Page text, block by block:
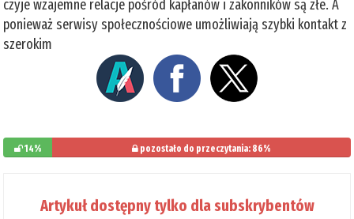
czyje wzajemne relacje pośród kapłanów i zakonników są złe. A
ponieważ serwisy społecznościowe umożliwiają szybki kontakt z
szerokim
14% pozostało do przeczytania: 86%
Artykuł dostępny tylko dla subskrybentów